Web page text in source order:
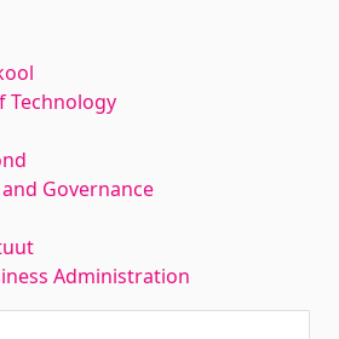
Technology
Governance
Administration